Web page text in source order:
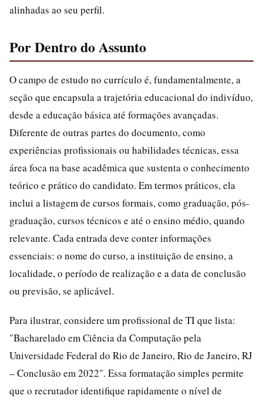
alinhadas ao seu perfil.
Por Dentro do Assunto
O campo de estudo no currículo é, fundamentalmente, a
seção que encapsula a trajetória educacional do indivíduo,
desde a educação básica até formações avançadas.
Diferente de outras partes do documento, como
experiências profissionais ou habilidades técnicas, essa
área foca na base acadêmica que sustenta o conhecimento
teórico e prático do candidato. Em termos práticos, ela
inclui a listagem de cursos formais, como graduação, pós-
graduação, cursos técnicos e até o ensino médio, quando
relevante. Cada entrada deve conter informações
essenciais: o nome do curso, a instituição de ensino, a
localidade, o período de realização e a data de conclusão
ou previsão, se aplicável.
Para ilustrar, considere um profissional de TI que lista:
"Bacharelado em Ciência da Computação pela
Universidade Federal do Rio de Janeiro, Rio de Janeiro, RJ
– Conclusão em 2022". Essa formatação simples permite
que o recrutador identifique rapidamente o nível de